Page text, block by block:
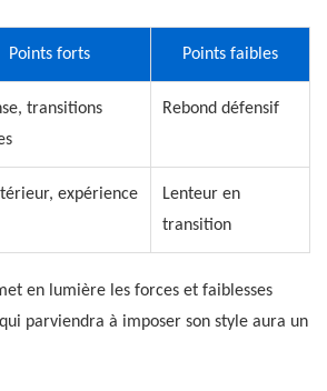
Points forts Points faibles
transitions
Rebond défensif
expérience
Lenteur en
transition
en lumière les forces et faiblesses
parviendra à imposer son style aura un